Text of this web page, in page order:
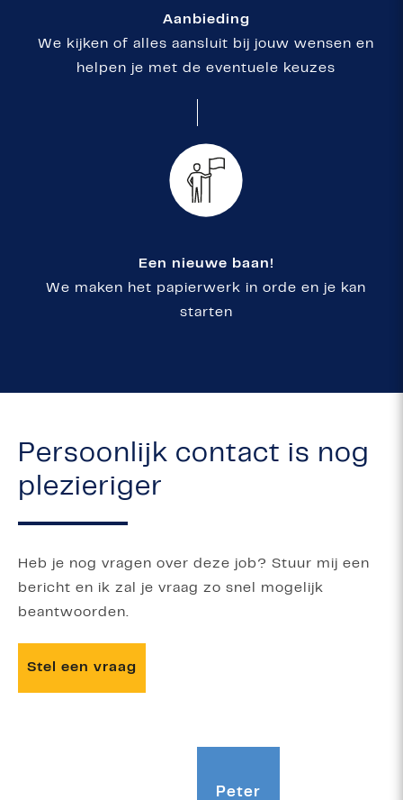
Aanbieding
We kijken of alles aansluit bij jouw wensen en
helpen je met de eventuele keuzes
Een nieuwe baan!
We maken het papierwerk in orde en je kan
starten
Persoonlijk contact is nog
plezieriger
Heb je nog vragen over deze job? Stuur mij een
bericht en ik zal je vraag zo snel mogelijk
beantwoorden.
Stel een vraag
Peter